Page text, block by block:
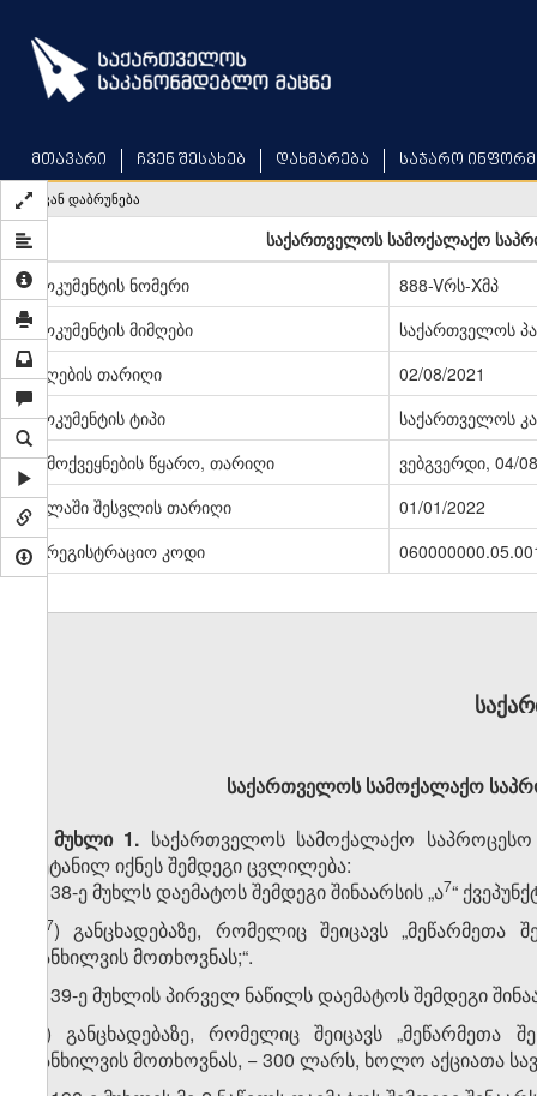
main
content
მთავარი ჩვენ შესახებ დახმარება საჯარო
უკან დაბრუნება
საქართველოს სამოქალაქო
დოკუმენტის ნომერი
888-Vრს-Xმპ
დოკუმენტის მიმღები
საქართველოს
მიღების თარიღი
02/08/2021
დოკუმენტის ტიპი
საქართველოს
გამოქვეყნების წყარო, თარიღი
ვებგვერდი, 04/
ძალაში შესვლის თარიღი
01/01/2022
სარეგისტრაციო კოდი
საქართველოს სამოქალაქო
მუხლი 1. საქართველოს სამოქალაქო საპროცესო
შეტანილ იქნეს შემდეგი ცვლილება:
1. 38-ე მუხლს დაემატოს შემდეგი შინაარსის „ა​7“
​7) განცხადებაზე, რომელიც შეიცავს „მეწარმეთა
განხილვის მოთხოვნას;“.
2. 39-ე მუხლის პირველ ნაწილს დაემატოს შემდეგი
„მ) განცხადებაზე, რომელიც შეიცავს „მეწარმეთა
განხილვის მოთხოვნას, − 300 ლარს, ხოლო აქციათა